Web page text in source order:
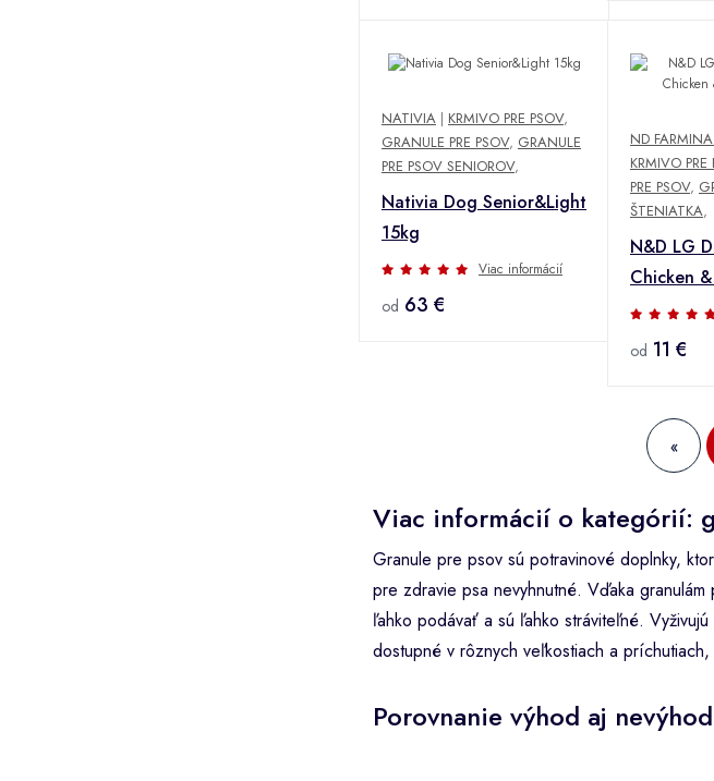
NATIVIA | KRMIVO PRE PSOV,
GRANULE PRE PSOV, GRANULE
PRE PSOV SENIOROV,
Nativia Dog Senior&Light
15kg
Viac informácií
od 63 €
ND
KRMIVO PRE
PRE PSOV,
ŠTENIATKA,
N&D LG
Chicken
od 11 €
«
Viac informácií o kategórií:
Granule pre psov sú potravinové doplnky,
pre zdravie psa nevyhnutné. Vďaka
ľahko podávať a sú ľahko stráviteľné.
dostupné v rôznych veľkostiach a
Porovnanie výhod aj